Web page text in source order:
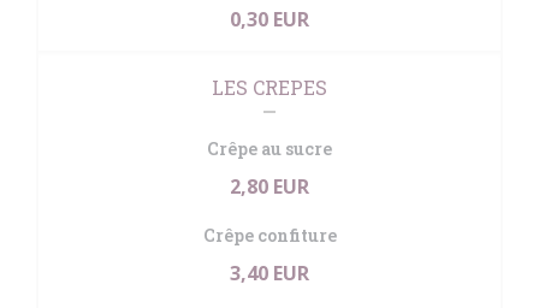
0,30 EUR
LES CREPES
Crêpe au sucre
2,80 EUR
Crêpe confiture
3,40 EUR